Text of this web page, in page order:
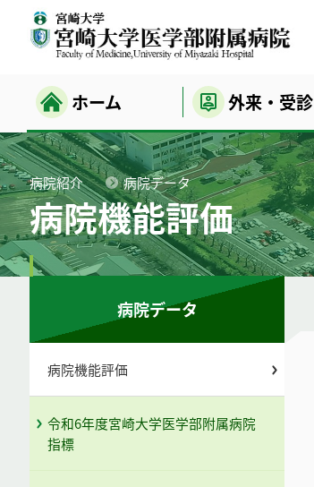
ホーム 外来・受診
病院紹介 病院データ
病院機能評価
病院データ
病院機能評価
令和6年度宮崎大学医学部附属病院
指標